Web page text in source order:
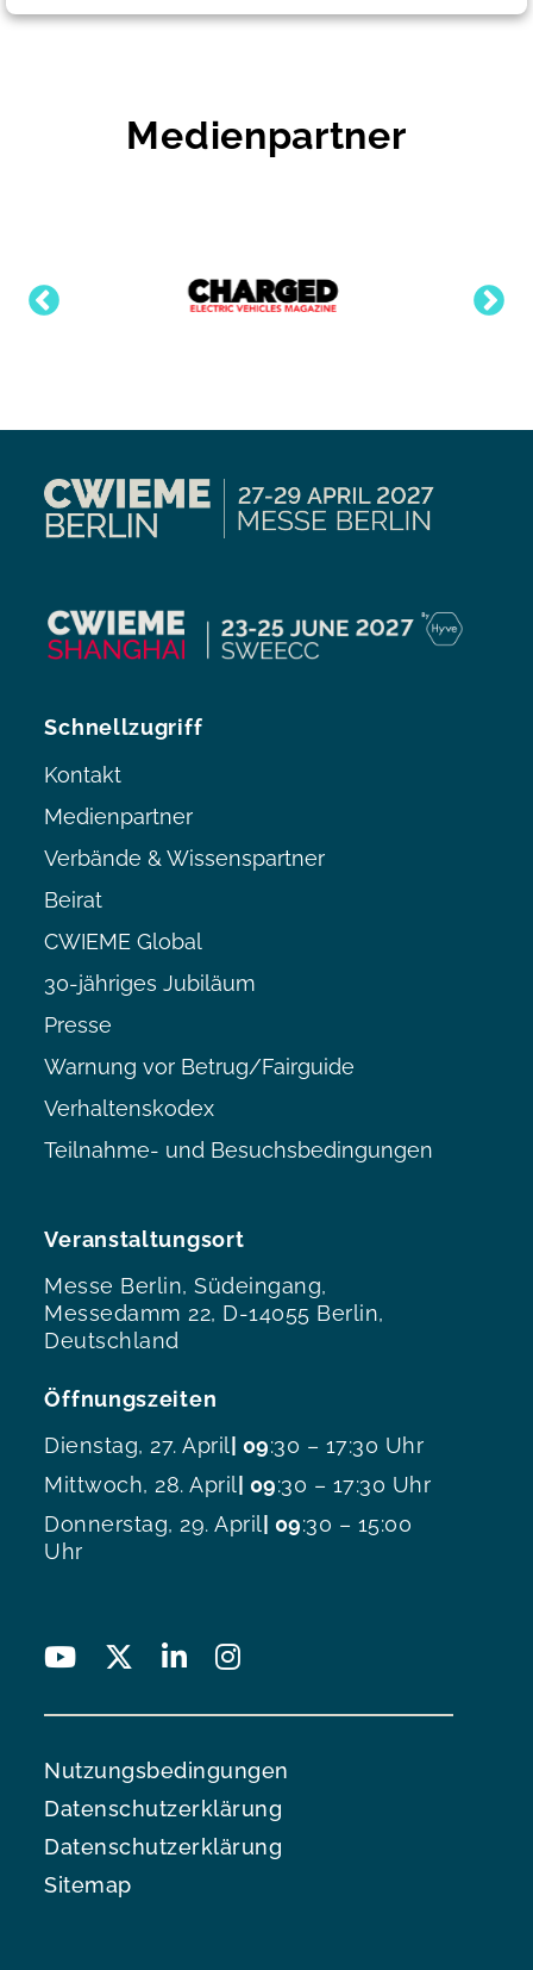
Medienpartner
Veranstaltungsort
Messe Berlin, Südeingang,
Messedamm 22, D-14055 Berlin,
Deutschland
Öffnungszeiten
Dienstag, 27. April| 09:30 – 17:30 Uhr
Mittwoch, 28. April| 09:30 – 17:30 Uhr
Donnerstag, 29. April| 09:30 – 15:00
Uhr
Schnellzugriff
Kontakt
Medienpartner
Verbände & Wissenspartner
Beirat
CWIEME Global
30-jähriges Jubiläum
Presse
Warnung vor Betrug/Fairguide
Verhaltenskodex
Teilnahme- und Besuchsbedingungen
Nutzungsbedingungen
Datenschutzerklärung
Datenschutzerklärung
Sitemap